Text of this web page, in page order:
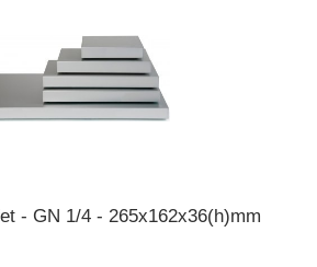
- GN 1/4 - 265x162x36(h)mm